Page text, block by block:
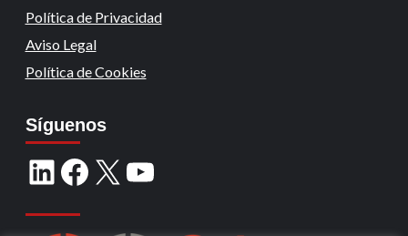
Política de Privacidad
Aviso Legal
Política de Cookies
Síguenos